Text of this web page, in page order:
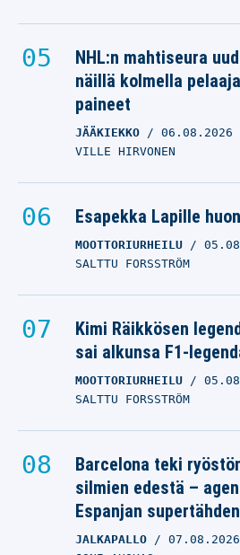
NHL:n mahtiseura
näillä kolmella
paineet
JÄÄKIEKKO 06.08.2026
VILLE HIRVONEN
Esapekka Lapille
MOOTTORIURHEILU
SALTTU FORSSTRÖM
Kimi Räikkösen
sai alkunsa F1-
MOOTTORIURHEILU
SALTTU FORSSTRÖM
Barcelona teki
silmien edestä –
Espanjan
JALKAPALLO 07.08.2026